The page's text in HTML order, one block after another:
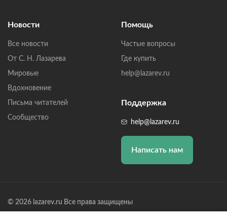
Новости
Все новости
От С. Н. Лазарева
Мировые
Вдохновение
Письма читателей
Сообщество
Помощь
Частые вопросы
Где купить
help@lazarev.ru
Поддержка
help@lazarev.ru
Написать нам
© 2026 lazarev.ru Все права защищены